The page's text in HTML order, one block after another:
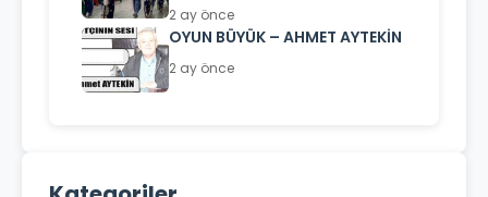
2 ay önce
OYUN BÜYÜK – AHMET AYTEKİN
2 ay önce